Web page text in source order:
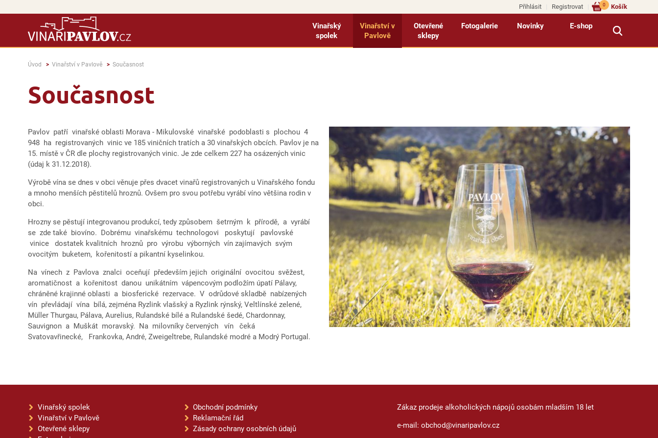
Přihlásit Registrovat Košík
0
Vinařský
spolek
Vinařství v
Pavlově
Otevřené
sklepy
Fotogalerie Novinky E-shop
Úvod Vinařství v Pavlově Současnost
Současnost
Pavlov patří vinařské oblasti Morava - Mikulovské vinařské podoblasti s plochou 4
948 ha registrovaných vinic ve 185 viničních tratích a 30 vinařských obcích. Pavlov je na
15. místě v ČR dle plochy registrovaných vinic. Je zde celkem 227 ha osázených vinic
(údaj k 31.12.2018).
Výrobě vína se dnes v obci věnuje přes dvacet vinařů registrovaných u Vinařského fondu
a mnoho menších pěstitelů hroznů. Ovšem pro svou potřebu vyrábí víno většina rodin v
obci.
Hrozny se pěstují integrovanou produkcí, tedy způsobem šetrným k přírodě, a vyrábí
se zde také biovíno. Dobrému vinařskému technologovi poskytují pavlovské
vinice dostatek kvalitních hroznů pro výrobu výborných vín zajímavých svým
ovocitým buketem, kořenitostí a pikantní kyselinkou.
Na vínech z Pavlova znalci oceňují především jejich originální ovocitou svěžest,
aromatičnost a kořenitost danou unikátním vápencovým podložím úpatí Pálavy,
chráněné krajinné oblasti a biosferické rezervace. V odrůdové skladbě nabízených
vín převládají vína bílá, zejména Ryzlink vlašský a Ryzlink rýnský, Veltlínské zelené,
Müller Thurgau, Pálava, Aurelius, Rulandské bílé a Rulandské šedé, Chardonnay,
Sauvignon a Muškát moravský. Na milovníky červených vín čeká
Svatovavřinecké, Frankovka, André, Zweigeltrebe, Rulandské modré a Modrý Portugal.
Vinařský spolek
Vinařství v Pavlově
Otevřené sklepy
Obchodní podmínky
Reklamační řád
Zásady ochrany osobních údajů
Zákaz prodeje alkoholických nápojů osobám mladším 18 let
e-mail: obchod@vinaripavlov.cz